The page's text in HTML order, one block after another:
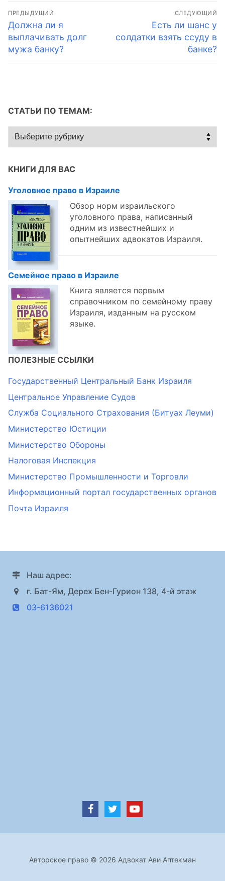
Навигация
по
записям
ПРЕДЫДУЩИЙ
Предыдущая
запись:
Должна ли я
выплачивать долг
мужа банку?
СЛЕДУЮЩИЙ
Следующая
запись:
Есть ли шанс у
солдатки взять ссуду в
банке?
СТАТЬИ ПО ТЕМАМ:
Статьи
по
КНИГИ ДЛЯ ВАС
Уголовное право в Израиле
Обзор норм израильского
уголовного права, написанный
одним из известнейших и
опытнейших адвокатов Израиля.
Семейное право в Израиле
Книга является первым
справочником по семейному праву
Израиля, изданным на русском
языке.
ПОЛЕЗНЫЕ ССЫЛКИ
Государственный Центральный Банк Израиля
Центральное Управление Судов
Служба Социального Страхования (Битуах Леуми)
Министерство Юстиции
Министерство Обороны
Налоговая Инспекция
Министерство Промышленности и Торговли
Информационный портал государственных органов
Почта Израиля
Наш адрес:
г. Бат-Ям, Дерех Бен-Гурион 138, 4-й этаж
03-6136021
Авторское право © 2026 Адвокат Ави Аптекман